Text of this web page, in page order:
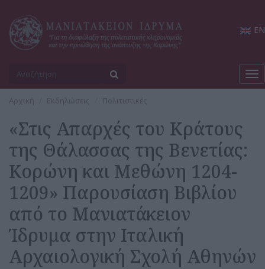
EN
Αρχική Εκδηλώσεις Πολιτιστικές
«Στις Απαρχές του Κράτους
της Θάλασσας της Βενετίας:
Κορώνη και Μεθώνη 1204-
1209» Παρουσίαση Βιβλίου
από το Μανιατάκειον
Ίδρυμα στην Ιταλική
Αρχαιολογική Σχολή Αθηνών